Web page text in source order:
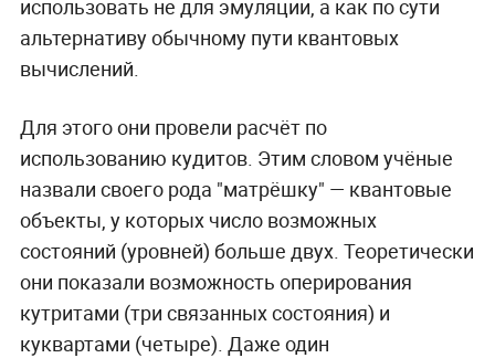
использовать не для эмуляции, а как по сути
альтернативу обычному пути квантовых
вычислений.
Для этого они провели расчёт по
использованию кудитов. Этим словом учёные
назвали своего рода "матрёшку" — квантовые
объекты, у которых число возможных
состояний (уровней) больше двух. Теоретически
они показали возможность оперирования
кутритами (три связанных состояния) и
куквартами (четыре). Даже один